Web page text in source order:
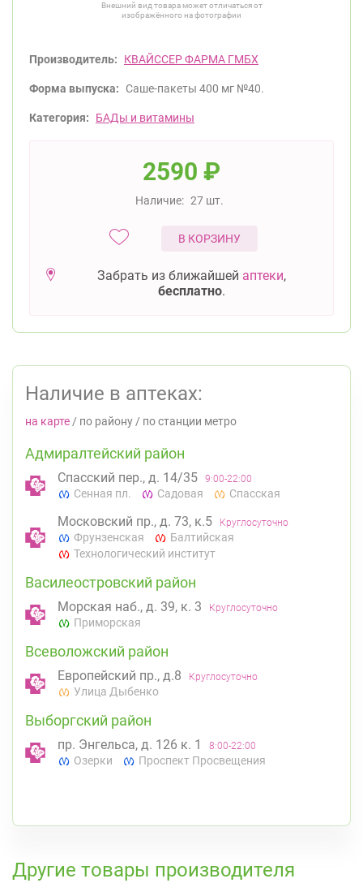
Внешний вид товара может отличаться от
изображённого на фотографии
Производитель: КВАЙССЕР ФАРМА ГМБХ
Форма выпуска: Саше-пакеты 400 мг №40.
Категория: БАДы и витамины
2590 ₽
Наличие: 27 шт.
В КОРЗИНУ
Забрать из ближайшей аптеки,
бесплатно.
Наличие в аптеках:
на карте / по району / по станции метро
Адмиралтейский район
Спасский пер., д. 14/35 9:00-22:00
Сенная пл. Садовая Спасская
Московский пр., д. 73, к.5 Круглосуточно
Фрунзенская
Балтийская
Технологический институт
Василеостровский район
Морская наб., д. 39, к. 3 Круглосуточно
Приморская
Всеволожский район
Европейский пр., д.8 Круглосуточно
Улица Дыбенко
Выборгский район
пр. Энгельса, д. 126 к. 1 8:00-22:00
Озерки Проспект Просвещения
д. 4)
Кировский район
Другие товары производителя